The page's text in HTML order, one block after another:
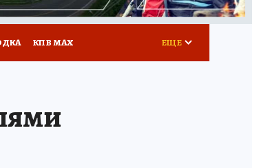
КП В МАХ ЕЩЕ